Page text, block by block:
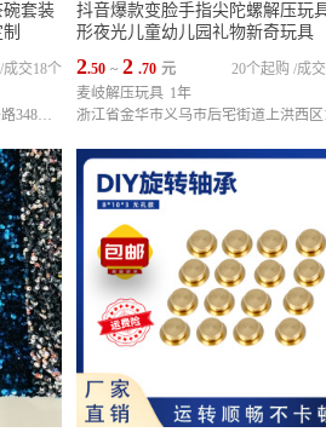
碗套装
成交18个
/
浙江省金华市义乌市后宅街道神舟路348号6栋5楼
抖音爆款变脸手指尖陀螺解压玩
形夜光儿童幼儿园礼物新奇玩具
2.50 ~ 2 .70 元 成
20个起购 /
麦岐解压玩具 1年